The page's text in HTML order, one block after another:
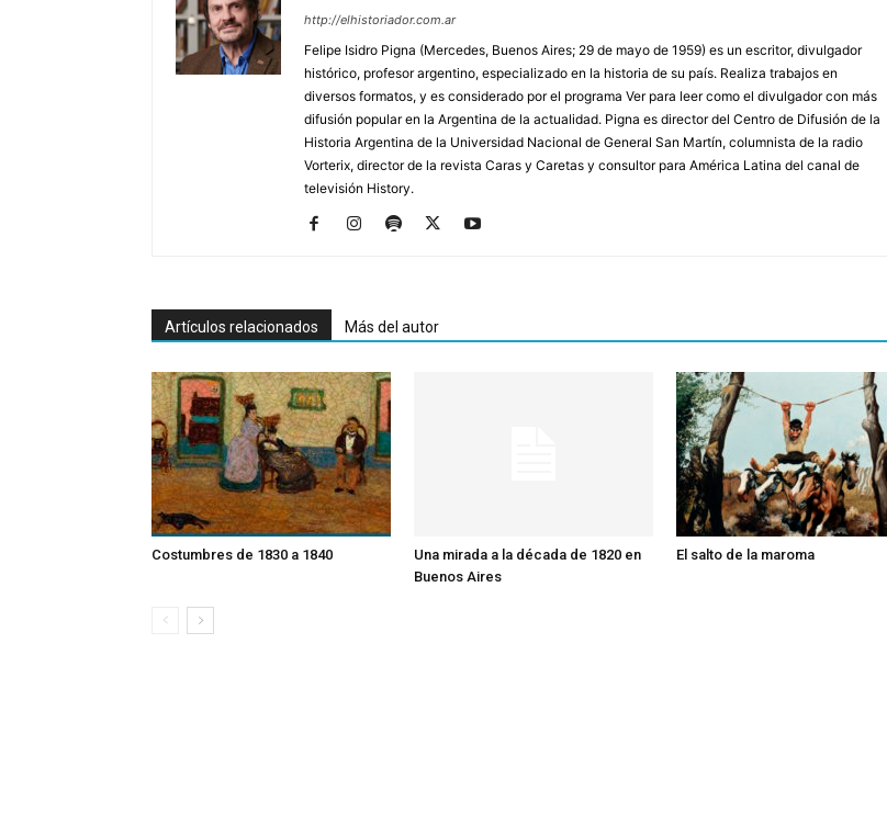
http://elhistoriador.com.ar
Felipe Isidro Pigna (Mercedes, Buenos Aires; 29 de mayo de 1959) es un escritor, divulgador
histórico, profesor argentino, especializado en la historia de su país. Realiza trabajos en
diversos formatos, y es considerado por el programa Ver para leer como el divulgador con más
difusión popular en la Argentina de la actualidad. Pigna es director del Centro de Difusión de la
Historia Argentina de la Universidad Nacional de General San Martín, columnista de la radio
Vorterix, director de la revista Caras y Caretas y consultor para América Latina del canal de
televisión History.
Artículos relacionados Más del autor
Costumbres de 1830 a 1840
Una mirada a la década de 1820 en
Buenos Aires
El salto de la maroma